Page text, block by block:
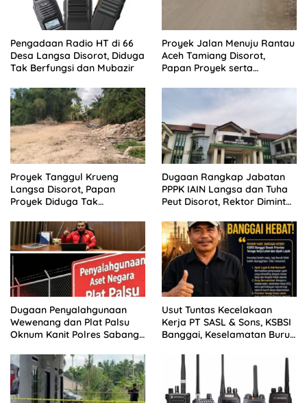
Pengadaan Radio HT di 66
Desa Langsa Disorot, Diduga
Tak Berfungsi dan Mubazir
Proyek Jalan Menuju Rantau
Aceh Tamiang Disorot,
Papan Proyek serta
Proyek Tanggul Krueng
Langsa Disorot, Papan
Proyek Diduga Tak
Proyek
Dugaan Rangkap Jabatan
PPPK IAIN Langsa dan Tuha
Peut Disorot, Rektor Diminta
Dugaan Penyalahgunaan
Wewenang dan Plat Palsu
Oknum Kanit Polres Sabang
Usut Tuntas Kecelakaan
Kerja PT SASL & Sons, KSBSI
Banggai, Keselamatan Buruh